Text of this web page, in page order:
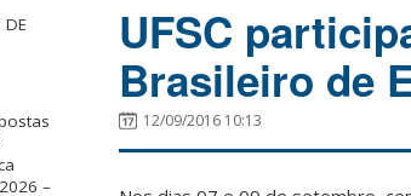
DE
–
UFSC
Brasileiro de
12/09/2016 10:13